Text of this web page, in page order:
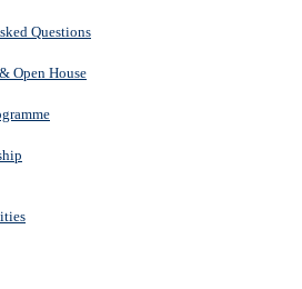
Questions
Open House